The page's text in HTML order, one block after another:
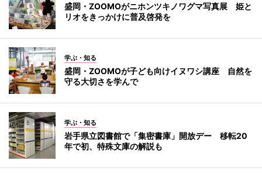
盛岡・ZOOMOがニホンツキノワグマ写真展 姫と
リオをきっかけに普及啓発を
学ぶ・知る
盛岡・ZOOMOが子ども向けイヌワシ講座 自然を
守る大切さを学んで
学ぶ・知る
岩手県立図書館で「集密書庫」開放デー 移転20
年で初、特殊文庫の解説も